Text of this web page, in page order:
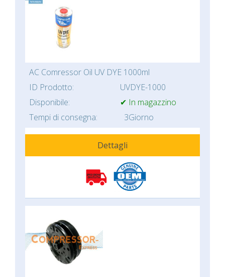
AC Comressor Oil UV DYE 1000ml
ID Prodotto:
UVDYE-1000
Disponibile:
✔ In magazzino
Tempi di consegna:
3Giorno
Dettagli